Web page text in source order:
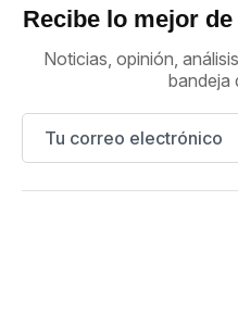
Recibe lo mejor
Noticias, opinión,
bandeja